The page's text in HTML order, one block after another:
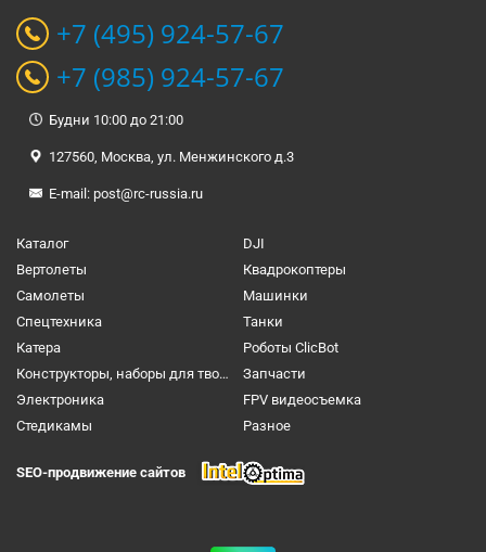
+7 (495) 924-57-67
+7 (985) 924-57-67
Будни 10:00 до 21:00
127560, Москва, ул. Менжинского д.3
E-mail: post@rc-russia.ru
Каталог
DJI
Вертолеты
Квадрокоптеры
Самолеты
Машинки
Спецтехника
Танки
Катера
Роботы ClicBot
Конструкторы, наборы для творчества и настольные игры
Запчасти
Электроника
FPV видеосъемка
Cтедикамы
Разное
SEO-продвижение сайтов